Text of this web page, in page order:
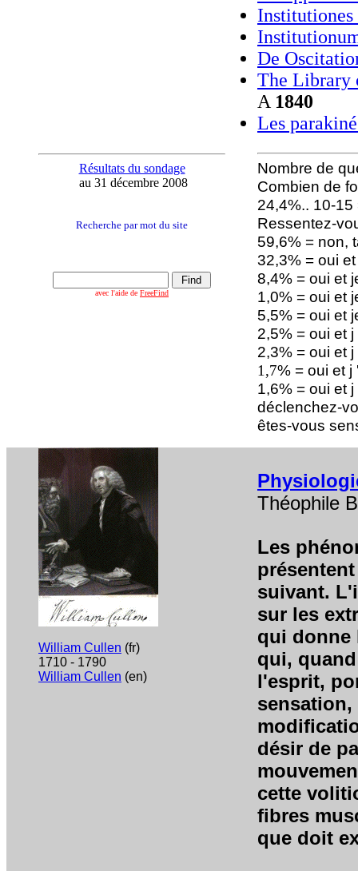
De
The Library
A 1840
Les
Résultats du sondage
au 31 décembre 2008
Recherche par mot du site
avec l'aide de FreeFind
Nombre de
Combien de
24,4%.. 10-
Ressentez-
59,6% = non,
32,3% = oui
8,4% = oui et
1,0% = oui et
5,5% = oui et
2,5% = oui et
2,3% = oui et
1,7% = oui et
1,6% = oui et
déclenchez-
êtes-vous
William Cullen (fr)
1710 - 1790
William Cullen (en)
Théophile
Les
suivant.
sur les
qui donne
qui,
l'esprit,
désir de
cette
fibres
que doit